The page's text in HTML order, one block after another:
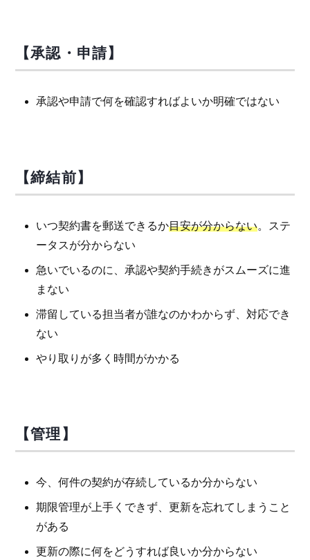
【承認・申請】
承認や申請で何を確認すればよいか明確ではない
【締結前】
いつ契約書を郵送できるか目安が分からない。ステ
ータスが分からない
急いでいるのに、承認や契約手続きがスムーズに進
まない
滞留している担当者が誰なのかわからず、対応でき
ない
やり取りが多く時間がかかる
【管理】
今、何件の契約が存続しているか分からない
期限管理が上手くできず、更新を忘れてしまうこと
がある
更新の際に何をどうすれば良いか分からない